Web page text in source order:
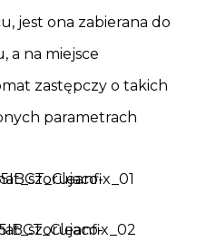
jest ona zabierana do
a na miejsce
zastępczy o takich
parametrach